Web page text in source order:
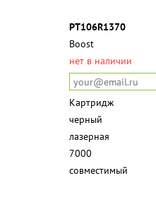
PT106R1370
Boost
нет в наличии
Картридж
черный
лазерная
7000
совместимый